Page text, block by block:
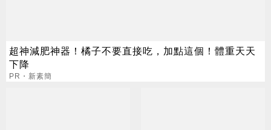
超神減肥神器！橘子不要直接吃，加點這個！體重天天
下降
PR・新素簡